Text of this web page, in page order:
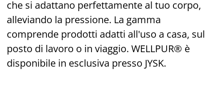
che si adattano perfettamente al tuo corpo,
alleviando la pressione. La gamma
comprende prodotti adatti all'uso a casa, sul
posto di lavoro o in viaggio. WELLPUR® è
disponibile in esclusiva presso JYSK.